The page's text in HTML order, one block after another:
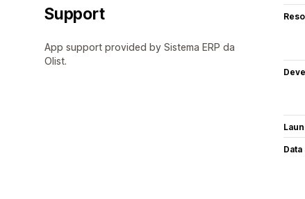
Support
App support provided by Sistema ERP da
Olist.